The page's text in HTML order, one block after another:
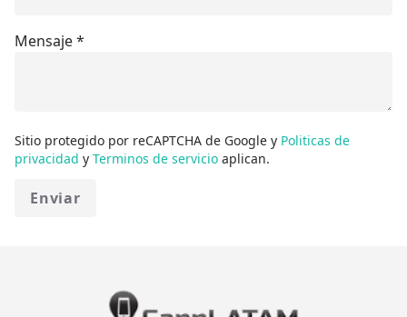
Mensaje*
Sitio protegido por reCAPTCHA de Google y Politicas de
privacidad y Terminos de servicio aplican.
Enviar